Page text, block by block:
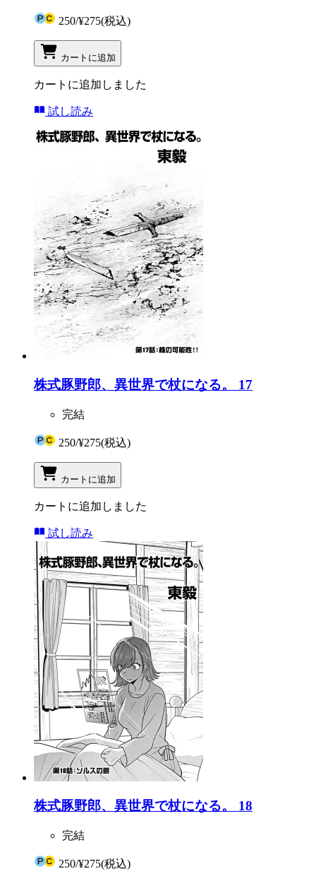
250/¥275(税込)
カートに追加
カートに追加しました
試し読み
株式豚野郎、異世界で杖になる。 17
完結
250/¥275(税込)
カートに追加
カートに追加しました
試し読み
株式豚野郎、異世界で杖になる。 18
完結
250/¥275(税込)